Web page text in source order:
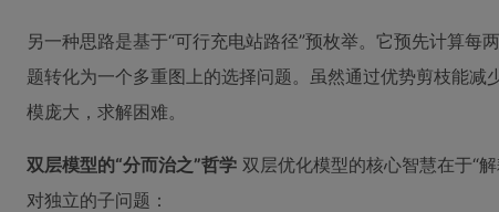
另一种思路是基于“可行充电站路径”预枚举。它预先计算
题转化为一个多重图上的选择问题。虽然通过优势剪枝能
模庞大，求解困难。
双层模型的“分而治之”哲学 双层优化模型的核心智慧在于“
对独立的子问题：